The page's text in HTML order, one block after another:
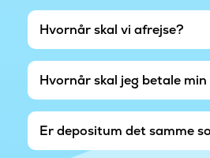
Hvornår skal vi afrejse?
Hvornår skal jeg betale
Er depositum det samme